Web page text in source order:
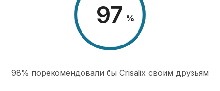
98 %
98% порекомендовали бы Сrisalix cвоим друзьям